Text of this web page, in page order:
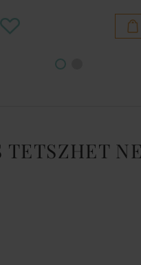
TETSZHET